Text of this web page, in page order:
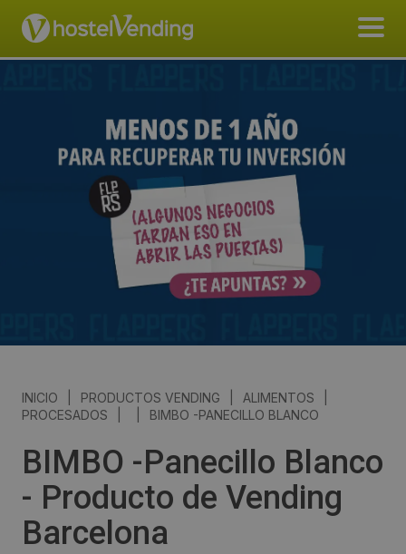
INICIO PRODUCTOS VENDING ALIMENTOS
PROCESADOS
BIMBO -PANECILLO BLANCO
BIMBO -Panecillo Blanco
- Producto de Vending
Barcelona